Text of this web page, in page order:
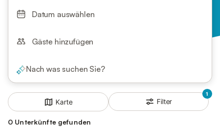
Datum auswählen
Gäste hinzufügen
Nach was suchen Sie?
Karte
1
Filter
0 Unterkünfte gefunden